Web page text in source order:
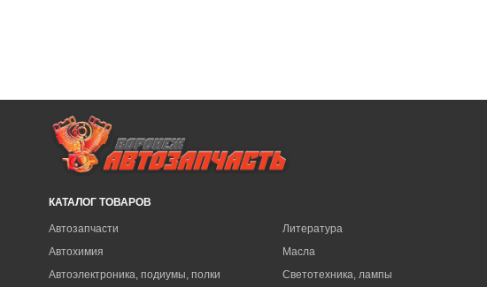
КАТАЛОГ ТОВАРОВ
Автозапчасти
Автохимия
Автоэлектроника, подиумы, полки
Литература
Масла
Светотехника, лампы